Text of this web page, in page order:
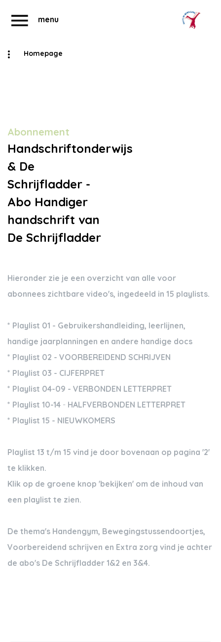
menu
Homepage
Abonnement
Handschriftonderwijs
& De
Schrijfladder -
Abo Handiger
handschrift van
De Schrijfladder
Hieronder zie je een overzicht van alle voor
abonnees zichtbare video's, ingedeeld in 15 playlists.
* Playlist 01 - Gebruikershandleiding, leerlijnen,
handige jaarplanningen en andere handige docs
* Playlist 02 - VOORBEREIDEND SCHRIJVEN
* Playlist 03 - CIJFERPRET
* Playlist 04-09 - VERBONDEN LETTERPRET
* Playlist 10-14 - HALFVERBONDEN LETTERPRET
* Playlist 15 - NIEUWKOMERS
Playlist 13 t/m 15 vind je door bovenaan op pagina '2'
te klikken.
Klik op de groene knop 'bekijken' om de inhoud van
een playlist te zien.
De thema's Handengym, Bewegingstussendoortjes,
Voorbereidend schrijven en Extra zorg vind je achter
de abo's De Schrijfladder 1&2 en 3&4.